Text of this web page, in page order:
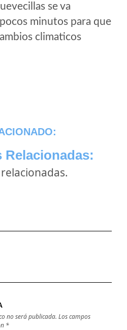
se va
minutos para que
climaticos
Relacionadas:
no será publicada. Los campos
*